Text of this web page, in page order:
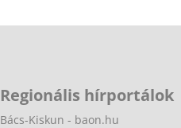
Regionális hírportálok
Bács-Kiskun - baon.hu